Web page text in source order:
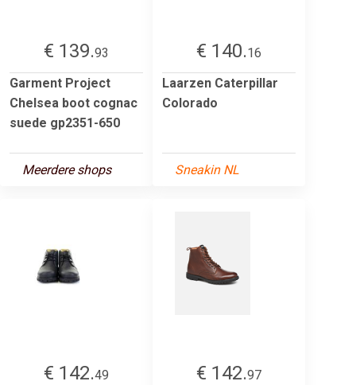
€ 139.93
Garment Project
Chelsea boot cognac
suede gp2351-650
Meerdere shops
€ 140.16
Laarzen Caterpillar
Colorado
Sneakin NL
€ 142.49
€ 142.97